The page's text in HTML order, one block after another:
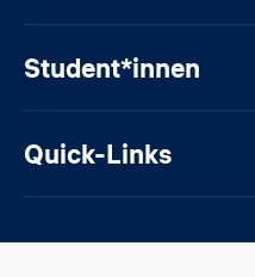
Student*innen
Quick-Links